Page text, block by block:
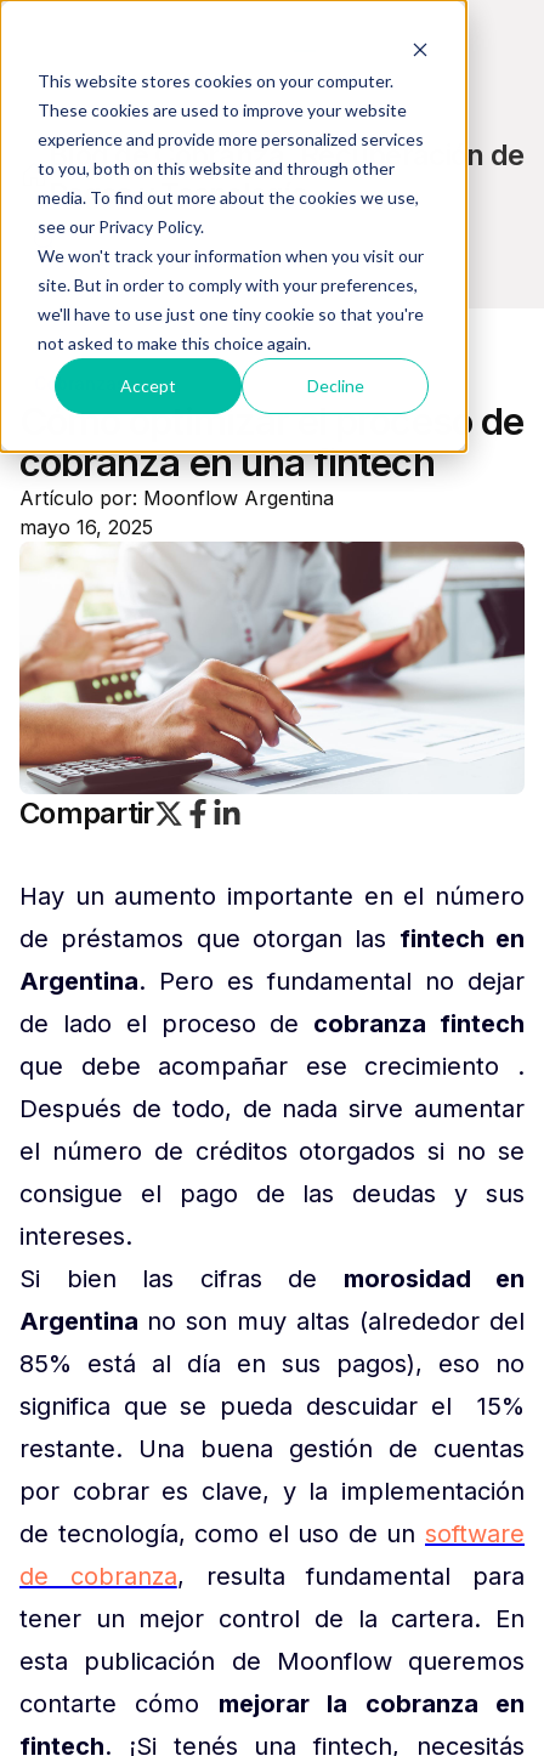
This website stores cookies on your computer.
These cookies are used to improve your website
experience and provide more personalized services
to you, both on this website and through other
media. To find out more about the cookies we use,
see our Privacy Policy.
We won't track your information when you visit our
site. But in order to comply with your preferences,
we'll have to use just one tiny cookie so that you're
not asked to make this choice again.
Accept Decline
Blog de Cobranza, Recuperación de
Pagos y Tecnología
Cobranzas
Cómo optimizar el proceso de
cobranza en una fintech
Artículo por: Moonflow Argentina
mayo 16, 2025
Compartir
Hay un aumento importante en el número
de préstamos que otorgan las fintech en
Argentina. Pero es fundamental no dejar
de lado el proceso de cobranza fintech
que debe acompañar ese crecimiento .
Después de todo, de nada sirve aumentar
el número de créditos otorgados si no se
consigue el pago de las deudas y sus
intereses.
Si bien las cifras de morosidad en
Argentina no son muy altas (alrededor del
85% está al día en sus pagos), eso no
significa que se pueda descuidar el 15%
restante. Una buena gestión de cuentas
por cobrar es clave, y la implementación
de tecnología, como el uso de un software
de cobranza, resulta fundamental para
tener un mejor control de la cartera. En
esta publicación de Moonflow queremos
contarte cómo mejorar la cobranza en
fintech. ¡Si tenés una fintech, necesitás